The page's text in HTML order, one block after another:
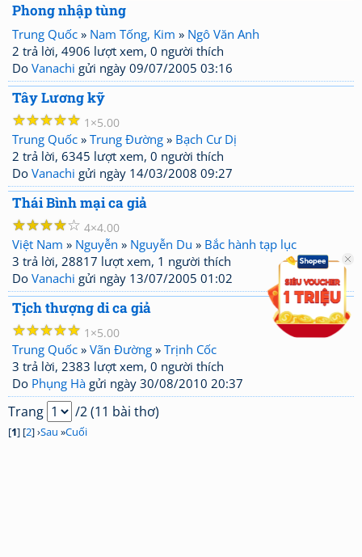
Phong nhập tùng
Trung Quốc » Nam Tống, Kim » Ngô Văn Anh
2 trả lời, 4906 lượt xem, 0 người thích
Do Vanachi gửi ngày 09/07/2005 03:16
Tây Lương kỹ
☆
☆
☆
☆
☆ 1 5.00
Trung Quốc » Trung Đường » Bạch Cư Dị
2 trả lời, 6345 lượt xem, 0 người thích
Do Vanachi gửi ngày 14/03/2008 09:27
Thái Bình mại ca giả
☆
☆
☆
☆
☆ 4 4.00
Việt Nam » Nguyễn » Nguyễn Du » Bắc hành tạp lục
3 trả lời, 28817 lượt xem, 1 người thích
Do Vanachi gửi ngày 13/07/2005 01:02
Tịch thượng di ca giả
☆
☆
☆
☆
☆ 1 5.00
Trung Quốc » Vãn Đường » Trịnh Cốc
3 trả lời, 2383 lượt xem, 0 người thích
Do Phụng Hà gửi ngày 30/08/2010 20:37
Trang /2 (11 bài thơ)
[1] [2] ›Sau »Cuối